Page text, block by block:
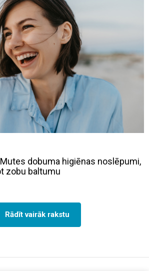
dobuma higiēnas noslēpumi,
zobu baltumu
Rādīt vairāk rakstu